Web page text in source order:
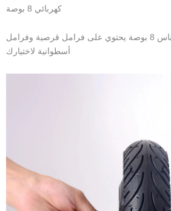
كهربائي 8 بوصة
محرك سكوتر كهربائي مقاس 8 بوصة يحتوي على فرامل قرصية وفرامل
أسطوانية لاختيارك